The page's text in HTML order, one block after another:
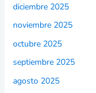
diciembre 2025
noviembre 2025
octubre 2025
septiembre 2025
agosto 2025